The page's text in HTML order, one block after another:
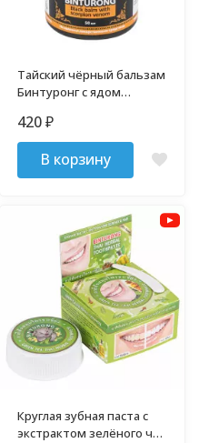
Тайский чёрный бальзам
Бинтуронг с ядом
420₽
В корзину
Круглая зубная паста с
экстрактом зелёного чая